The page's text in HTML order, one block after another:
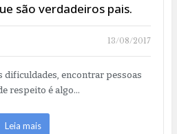
são verdadeiros pais.
13/08/2017
dificuldades, encontrar pessoas
respeito é algo…
Leia mais